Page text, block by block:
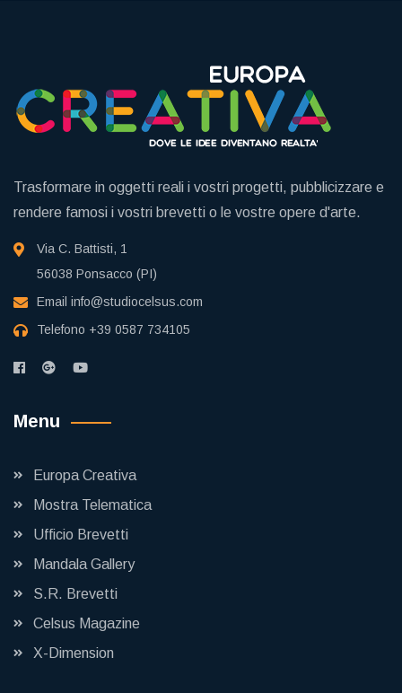
Trasformare in oggetti reali i vostri progetti, pubblicizzare e
rendere famosi i vostri brevetti o le vostre opere d'arte.
Via C. Battisti, 1
56038 Ponsacco (PI)
Email info@studiocelsus.com
Telefono +39 0587 734105
Menu
Europa Creativa
Mostra Telematica
Ufficio Brevetti
Mandala Gallery
S.R. Brevetti
Celsus Magazine
X-Dimension